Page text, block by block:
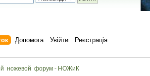
Допомога Увійти Реєстрація
ножевой  форум - НОЖиК